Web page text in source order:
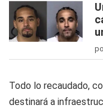
Todo lo recaudado,
destinará a